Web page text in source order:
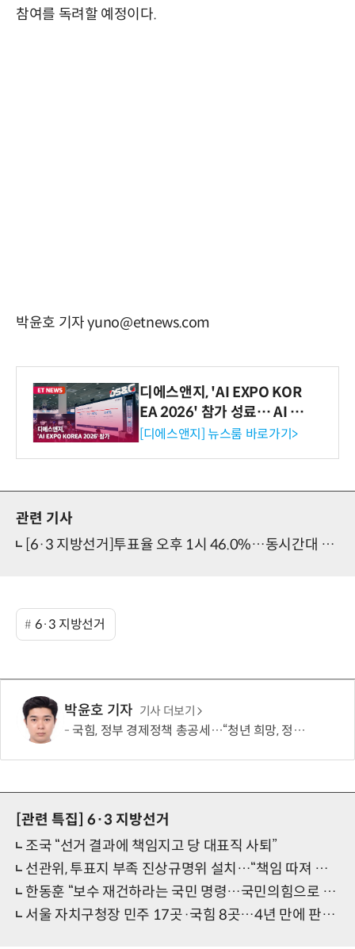
참여를 독려할 예정이다.
박윤호 기자 yuno@etnews.com
디에스앤지, 'AI EXPO KOR
EA 2026' 참가 성료… AI 전
생애주기 아우르는 통합 솔루
[디에스앤지] 뉴스룸 바로가기>
관련 기사
[6·3 지방선거]투표율 오후 1시 46.0%…동시간대 역대 최고
6·3 지방선거
박윤호 기자 기사 더보기
국힘, 정부 경제정책 총공세…“청년 희망, 정권교체 외 해답 없어”
[관련 특집] 6·3 지방선거
조국 “선거 결과에 책임지고 당 대표직 사퇴”
선관위, 투표지 부족 진상규명위 설치…“책임 따져 결과 밝히겠다”
한동훈 “보수 재건하라는 국민 명령…국민의힘으로 돌아갈 것”
서울 자치구청장 민주 17곳·국힘 8곳…4년 만에 판세 정반대로